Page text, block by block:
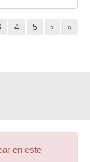
4 5 › »
en este